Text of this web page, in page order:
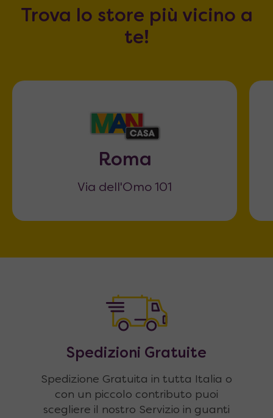
Trova lo store più vicino a
te!
Roma
Via dell'Omo 101
Spedizioni Gratuite
Spedizione Gratuita in tutta Italia o
con un piccolo contributo puoi
scegliere il nostro Servizio in guanti